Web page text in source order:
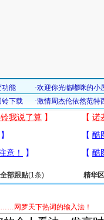
全部跟贴(1条) 精华区
网罗天下热词的输入法！